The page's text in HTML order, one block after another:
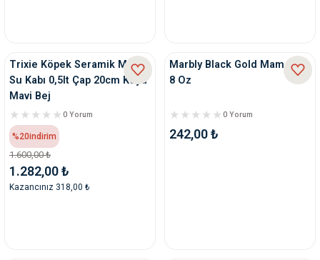
Trixie Köpek Seramik Mama
Su Kabı 0,5lt Çap 20cm Koyu
Mavi Bej
0 Yorum
%20indirim
1.600,00 ₺
1.282,00 ₺
Kazancınız 318,00 ₺
Marbly Black Gold Mam Kabı
8 Oz
0 Yorum
242,00 ₺